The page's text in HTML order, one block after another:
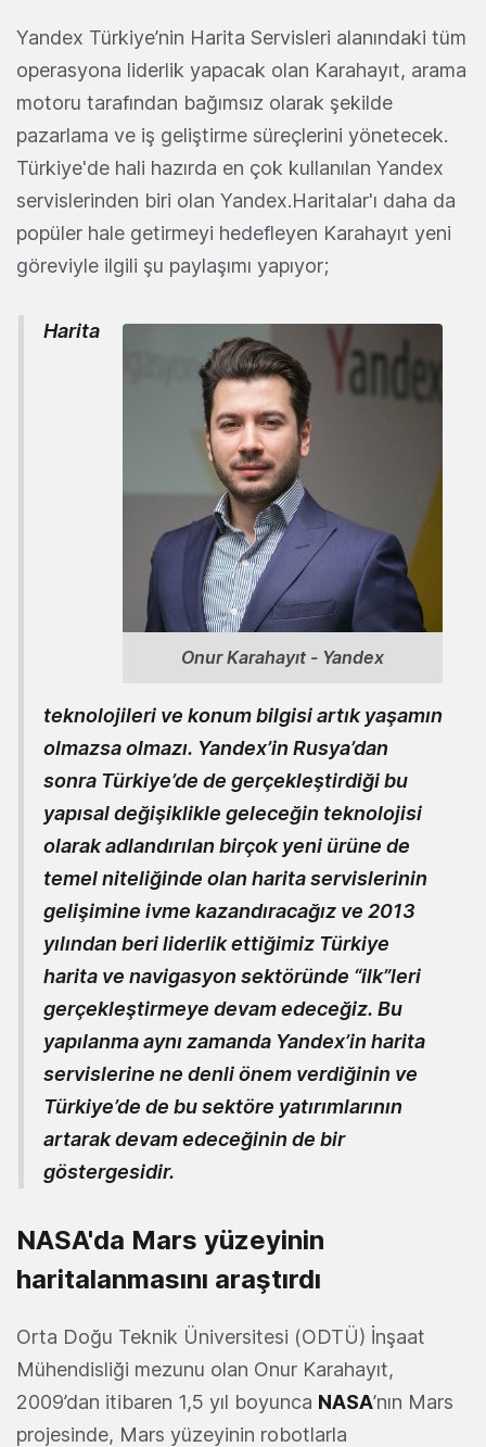
Yandex Türkiye’nin Harita Servisleri alanındaki tüm
operasyona liderlik yapacak olan Karahayıt, arama
motoru tarafından bağımsız olarak şekilde
pazarlama ve iş geliştirme süreçlerini yönetecek.
Türkiye'de hali hazırda en çok kullanılan Yandex
servislerinden biri olan Yandex.Haritalar'ı daha da
popüler hale getirmeyi hedefleyen Karahayıt yeni
göreviyle ilgili şu paylaşımı yapıyor;
Onur Karahayıt - Yandex
Harita
teknolojileri ve konum bilgisi artık yaşamın
olmazsa olmazı. Yandex’in Rusya’dan
sonra Türkiye’de de gerçekleştirdiği bu
yapısal değişiklikle geleceğin teknolojisi
olarak adlandırılan birçok yeni ürüne de
temel niteliğinde olan harita servislerinin
gelişimine ivme kazandıracağız ve 2013
yılından beri liderlik ettiğimiz Türkiye
harita ve navigasyon sektöründe “ilk”leri
gerçekleştirmeye devam edeceğiz. Bu
yapılanma aynı zamanda Yandex’in harita
servislerine ne denli önem verdiğinin ve
Türkiye’de de bu sektöre yatırımlarının
artarak devam edeceğinin de bir
göstergesidir.
NASA'da Mars yüzeyinin
haritalanmasını araştırdı
Orta Doğu Teknik Üniversitesi (ODTÜ) İnşaat
Mühendisliği mezunu olan Onur Karahayıt,
2009’dan itibaren 1,5 yıl boyunca NASA’nın Mars
projesinde, Mars yüzeyinin robotlarla